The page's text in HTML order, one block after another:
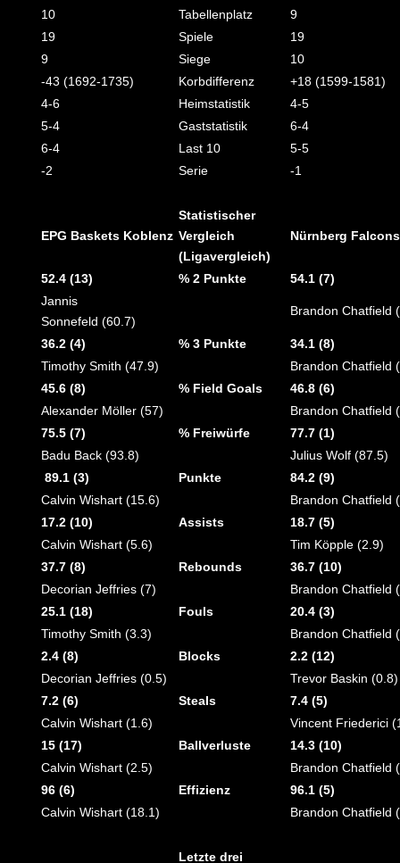
10
Tabellenplatz
9
19
Spiele
19
9
Siege
10
-43 (1692-1735)
Korbdifferenz
+18 (1599-1581)
4-6
Heimstatistik
4-5
5-4
Gaststatistik
6-4
6-4
Last 10
5-5
-2
Serie -1
EPG Baskets Koblenz
Statistischer
Vergleich
(Ligavergleich)
Nürnberg
52.4 (13) % 2 Punkte
54.1 (7)
Jannis
Sonnefeld (60.7)
Brandon Chatfield
36.2 (4) % 3 Punkte
34.1 (8)
Timothy Smith (47.9)
Brandon Chatfield
45.6 (8)
% Field Goals
46.8 (6)
Alexander Möller (57)
Brandon Chatfield
75.5 (7)
% Freiwürfe
77.7 (1)
Badu Back (93.8)
Julius Wolf (87.5)
89.1 (3)
Punkte
84.2 (9)
Calvin Wishart (15.6)
Brandon Chatfield
17.2 (10)
Assists
18.7 (5)
Calvin Wishart (5.6)
Tim Köpple (2.9)
37.7 (8)
Rebounds
36.7 (10)
Decorian Jeffries (7)
Brandon Chatfield
25.1 (18)
Fouls
20.4 (3)
Timothy Smith (3.3)
Brandon Chatfield
2.4 (8)
Blocks
2.2 (12)
Decorian Jeffries (0.5)
Trevor Baskin (0.8)
7.2 (6)
Steals
7.4 (5)
Calvin Wishart (1.6)
Vincent Friederici
15 (17)
Ballverluste
14.3 (10)
Calvin Wishart (2.5)
Brandon Chatfield
96 (6)
Effizienz
96.1 (5)
Calvin Wishart (18.1)
Brandon Chatfield
Letzte drei